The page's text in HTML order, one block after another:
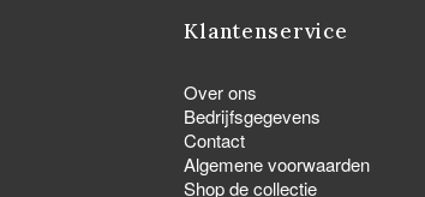
Klantenservice
Over ons
Bedrijfsgegevens
Contact
Algemene voorwaarden
Shop de collectie